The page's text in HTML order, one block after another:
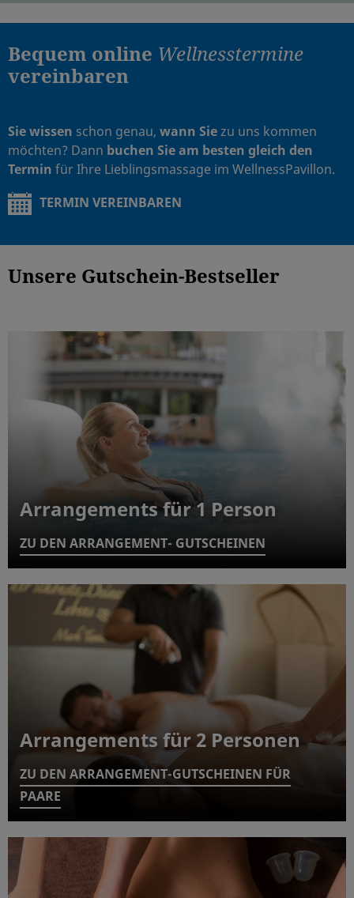
Bequem online Wellnesstermine
vereinbaren
Sie wissen schon genau, wann Siezu uns kommen
möchten? Dann buchen Sie am besten gleich den
Termin für Ihre Lieblingsmassage im WellnessPavillon.
TERMIN VEREINBAREN
Unsere Gutschein-Bestseller
Arrangements für 1 Person
ZU DEN ARRANGEMENT- GUTSCHEINEN
Arrangements für 2 Personen
ZU DEN ARRANGEMENT-GUTSCHEINEN FÜR
PAARE